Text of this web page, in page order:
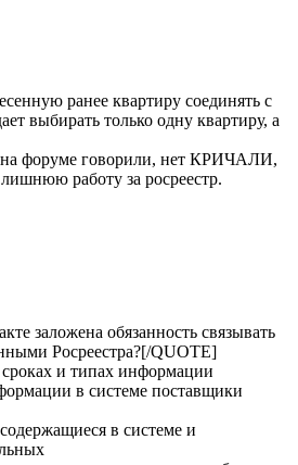
ранее квартиру соединять с
выбирать только одну квартиру, а
форуме говорили, нет КРИЧАЛИ,
работу за росреестр.
заложена обязанность связывать
Росреестра?[/QUOTE]
и типах информации
в системе поставщики
в системе и